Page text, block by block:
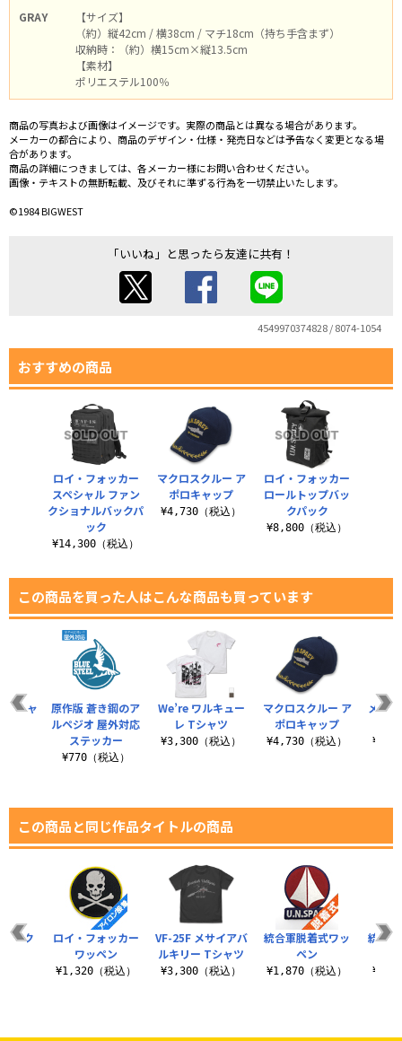
GRAY
【サイズ】
（約）縦42cm / 横38cm / マチ18cm（持ち手含まず）
収納時：（約）横15cm×縦13.5cm
【素材】
ポリエステル100％
商品の写真および画像はイメージです。実際の商品とは異なる場合があります。
メーカーの都合により、商品のデザイン・仕様・発売日などは予告なく変更となる場
合があります。
商品の詳細につきましては、各メーカー様にお問い合わせください。
画像・テキストの無断転載、及びそれに準ずる行為を一切禁止いたします。
©1984 BIGWEST
「いいね」と思ったら友達に共有！
4549970374828 / 8074-1054
おすすめの商品
マクロスクルー ア
ポロキャップ
¥4,730（税込）
ロイ・フォッカー
ロールトップバッ
クパック
¥8,800（税込）
ロイ・フォッカー
スペシャル ファン
クショナルバックパ
ック
¥14,300（税込）
この商品を買った人はこんな商品も買っています
We’re ワルキュー
レ Tシャツ
¥3,300（税込）
マクロスクルー ア
ポロキャップ
¥4,730（税込）
メッ
Tシャ
原作版 蒼き鋼のア
ルペジオ 屋外対応
ステッカー
¥770（税込）
この商品と同じ作品タイトルの商品
VF-25F メサイアバ
ルキリー Tシャツ
¥3,300（税込）
統合軍脱着式ワッ
ペン
¥1,870（税込）
統合
アク
ロイ・フォッカー
ワッペン
¥1,320（税込）